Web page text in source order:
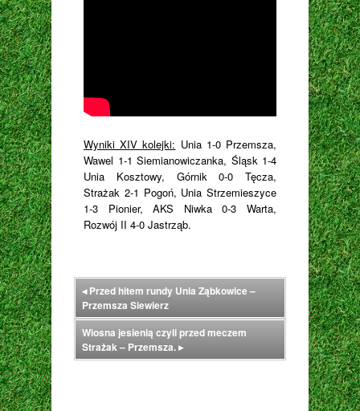
Wyniki XIV kolejki: Unia 1-0 Przemsza,
Wawel 1-1 Siemianowiczanka, Śląsk 1-4
Unia Kosztowy, Górnik 0-0 Tęcza,
Strażak 2-1 Pogoń, Unia Strzemieszyce
1-3 Pionier, AKS Niwka 0-3 Warta,
Rozwój II 4-0 Jastrząb.
◂Przed hitem rundy Unia Ząbkowice –
Przemsza Siewierz
Wiosna jesienią czyli przed meczem
Strażak – Przemsza.▸